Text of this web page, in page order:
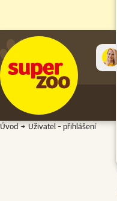
Úvod Uživatel - přihlášení